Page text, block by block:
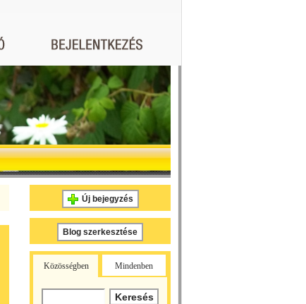
Új bejegyzés
Blog szerkesztése
Közösségben Mindenben